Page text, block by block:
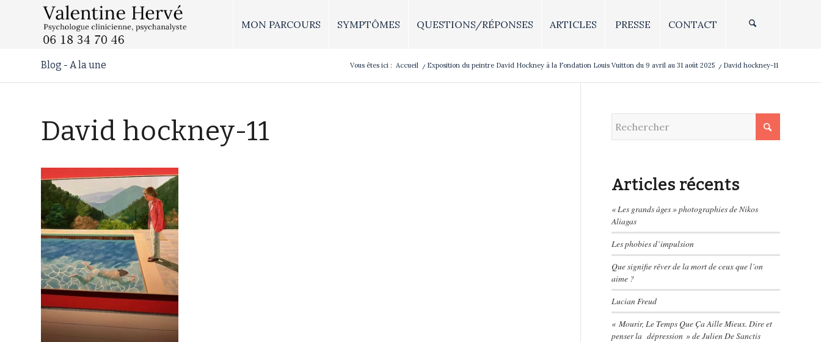
MON PARCOURS SYMPTÔMES QUESTIONS/RÉPONSES ARTICLES PRESSE CONTACT
Blog - A la une Vous êtes ici : Accueil / Exposition du peintre David Hockney à la Fondation Louis Vuitton du 9 avril au 31 août 2025 / David hockney-11
David hockney-11
Articles récents
« Les grands âges » photographies de Nikos
Aliagas
Les phobies d’impulsion
Que signifie rêver de la mort de ceux que l’on
aime ?
Lucian Freud
« Mourir, Le Temps Que Ça Aille Mieux. Dire et
penser la dépression » de Julien De Sanctis